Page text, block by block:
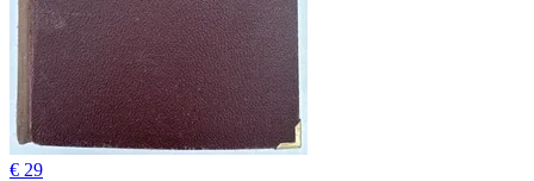
€ 29